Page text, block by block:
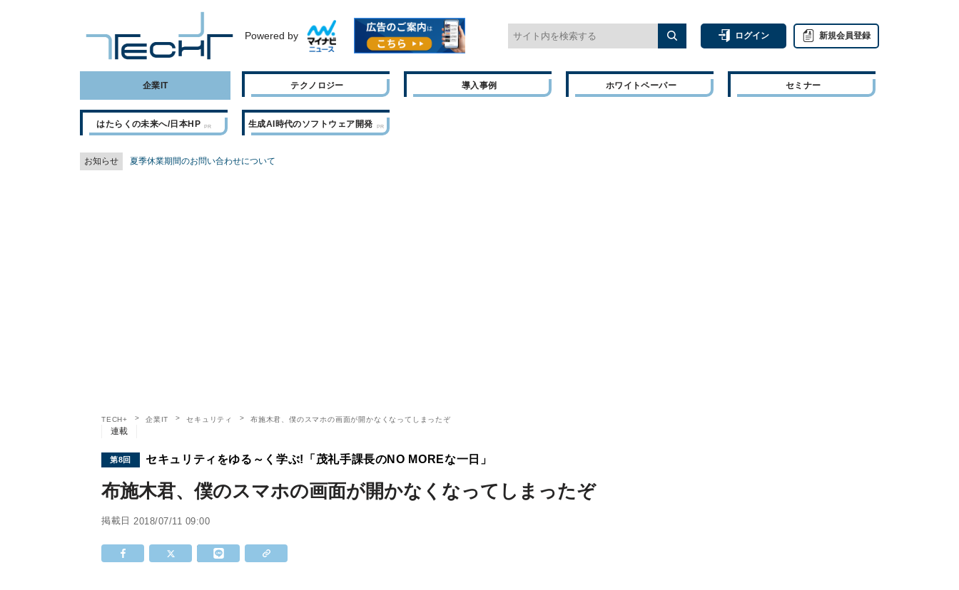
Powered by ログイン 新規会員登録
企業IT テクノロジー 導入事例 ホワイトペーパー セミナー
はたらくの未来へ/日本HP 生成AI時代のソフトウェア開発
お知らせ 夏季休業期間のお問い合わせについて
TECH+ 企業IT セキュリティ 布施木君、僕のスマホの画面が開かなくなってしまったぞ
連載
第8回 セキュリティをゆる～く学ぶ!「茂礼手課長のNO MOREな一日」
布施木君、僕のスマホの画面が開かなくなってしまったぞ
掲載日 2018/07/11 09:00